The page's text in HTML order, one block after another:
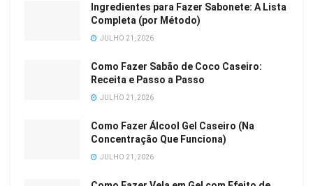
Ingredientes para Fazer Sabonete: A Lista
Completa (por Método)
JULHO 21, 2026
Como Fazer Sabão de Coco Caseiro:
Receita e Passo a Passo
JULHO 21, 2026
Como Fazer Álcool Gel Caseiro (Na
Concentração Que Funciona)
JULHO 21, 2026